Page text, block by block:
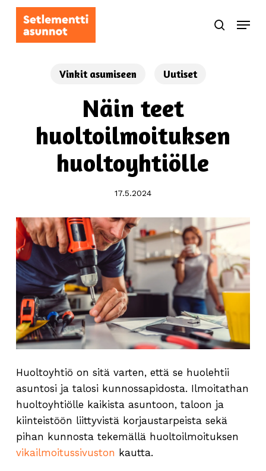
Skip
search
Menu
Vinkit asumiseen Uutiset
Näin teet
huoltoilmoituksen
huoltoyhtiölle
17.5.2024
Huoltoyhtiö on sitä varten, että se huolehtii
asuntosi ja talosi kunnossapidosta. Ilmoitathan
huoltoyhtiölle kaikista asuntoon, taloon ja
kiinteistöön liittyvistä korjaustarpeista sekä
pihan kunnosta tekemällä huoltoilmoituksen
vikailmoitussivuston kautta.